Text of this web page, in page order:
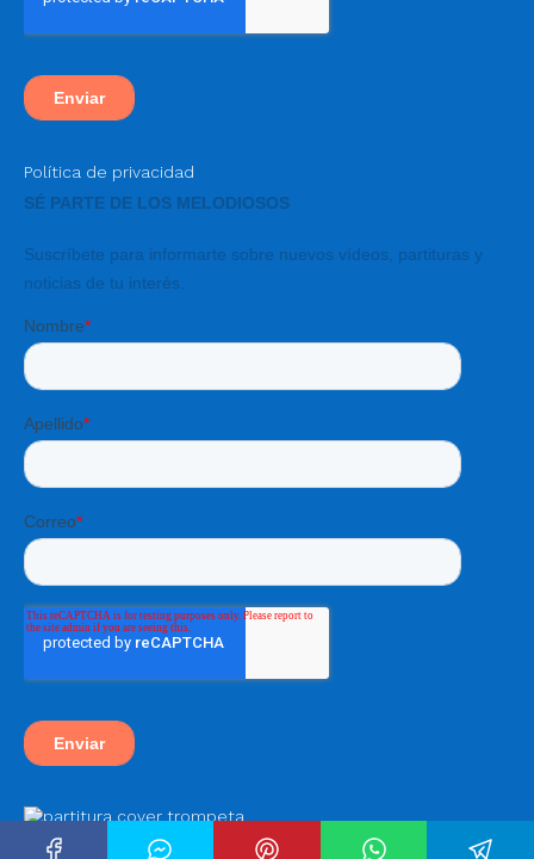
Política de privacidad